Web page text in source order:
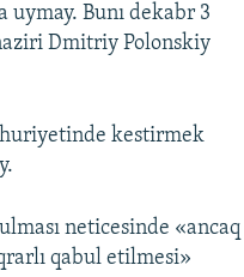
uymay. Bunı dekabr 3
Dmitriy Polonskiy
kestirmek
neticesinde «ancaq
qabul etilmesi»